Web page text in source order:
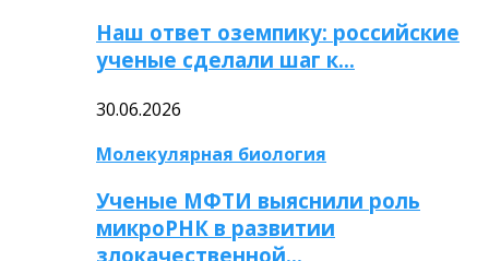
Наш ответ оземпику: российские
ученые сделали шаг к…
30.06.2026
Молекулярная биология
Ученые МФТИ выяснили роль
микроРНК в развитии
злокачественной…